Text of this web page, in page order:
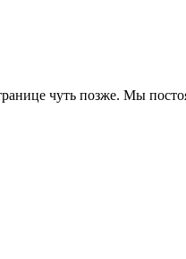
чуть позже. Мы